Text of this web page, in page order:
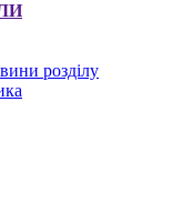
розділу